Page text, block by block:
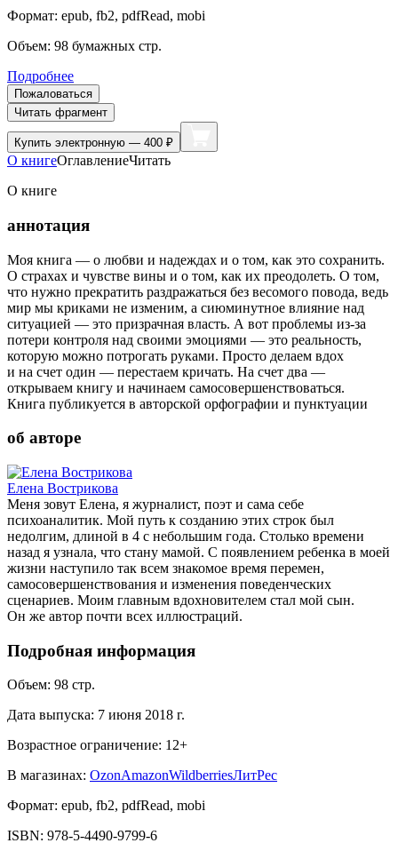
Формат: epub, fb2, pdfRead, mobi
Объем: 98 бумажных стр.
Подробнее
Пожаловаться
Читать фрагмент
Купить электронную — 400 ₽
О книгеОглавлениеЧитать
О книге
аннотация
Моя книга — о любви и надеждах и о том, как это сохранить.
О страхах и чувстве вины и о том, как их преодолеть. О том,
что нужно прекратить раздражаться без весомого повода, ведь
мир мы криками не изменим, а сиюминутное влияние над
ситуацией — это призрачная власть. А вот проблемы из-за
потери контроля над своими эмоциями — это реальность,
которую можно потрогать руками. Просто делаем вдох
и на счет один — перестаем кричать. На счет два —
открываем книгу и начинаем самосовершенствоваться.
Книга публикуется в авторской орфографии и пунктуации
об авторе
Елена Вострикова
Меня зовут Елена, я журналист, поэт и сама себе
психоаналитик. Мой путь к созданию этих строк был
недолгим, длиной в 4 с небольшим года. Столько времени
назад я узнала, что стану мамой. С появлением ребенка в моей
жизни наступило так всем знакомое время перемен,
самосовершенствования и изменения поведенческих
сценариев. Моим главным вдохновителем стал мой сын.
Он же автор почти всех иллюстраций.
Подробная информация
Объем: 98 стр.
Дата выпуска: 7 июня 2018 г.
Возрастное ограничение: 12+
В магазинах: OzonAmazonWildberriesЛитРес
Формат: epub, fb2, pdfRead, mobi
ISBN: 978-5-4490-9799-6